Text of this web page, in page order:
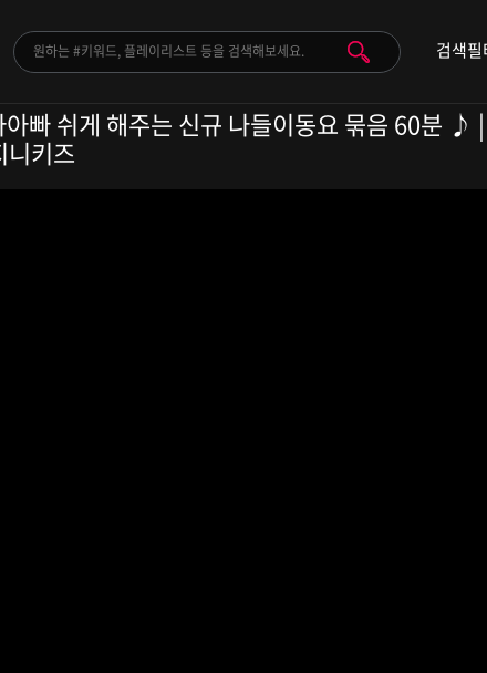
검색필
아빠 쉬게 해주는 신규 나들이동요 묶음 60분 ♪
키즈